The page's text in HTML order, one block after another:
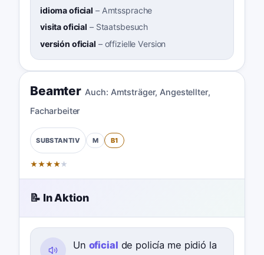
idioma oficial – Amtssprache
visita oficial – Staatsbesuch
versión oficial – offizielle Version
Beamter Auch: Amtsträger,Angestellter,
Facharbeiter
SUBSTANTIV M B1
★★★★★
📝 In Aktion
Un oficial de policía me pidió la